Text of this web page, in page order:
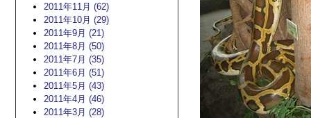
2011年11月 (62)
2011年10月 (29)
2011年9月 (21)
2011年8月 (50)
2011年7月 (35)
2011年6月 (51)
2011年5月 (43)
2011年4月 (46)
2011年3月 (28)